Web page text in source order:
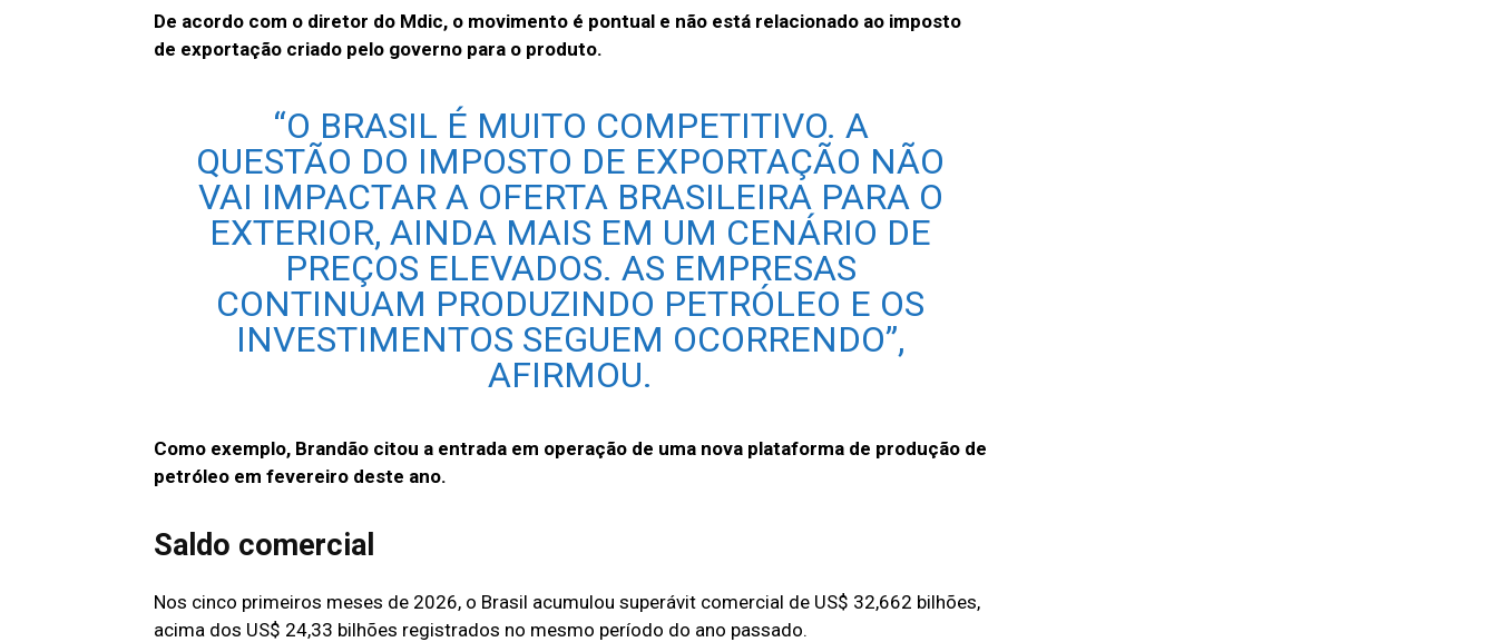
De acordo com o diretor do Mdic, o movimento é pontual e não está relacionado ao imposto
de exportação criado pelo governo para o produto.
“O BRASIL É MUITO COMPETITIVO. A
QUESTÃO DO IMPOSTO DE EXPORTAÇÃO NÃO
VAI IMPACTAR A OFERTA BRASILEIRA PARA O
EXTERIOR, AINDA MAIS EM UM CENÁRIO DE
PREÇOS ELEVADOS. AS EMPRESAS
CONTINUAM PRODUZINDO PETRÓLEO E OS
INVESTIMENTOS SEGUEM OCORRENDO”,
AFIRMOU.
Como exemplo, Brandão citou a entrada em operação de uma nova plataforma de produção de
petróleo em fevereiro deste ano.
Saldo comercial
Nos cinco primeiros meses de 2026, o Brasil acumulou superávit comercial de US$ 32,662 bilhões,
acima dos US$ 24,33 bilhões registrados no mesmo período do ano passado.